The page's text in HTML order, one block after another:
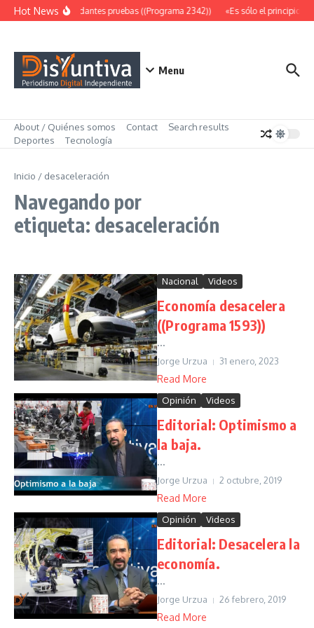
Saltar al contenido
Hot NewsAbundantes pruebas ((Programa 2342)) «Es sólo el principio»
Menu
About / Quiénes somos Contact
Search results
Deportes
Tecnología
Inicio / desaceleración
Navegando por
etiqueta: desaceleración
Nacional Videos
Economía desacelera
((Programa 1593))
...
Jorge Urzua 31 enero, 2023
Read More
Opinión Videos
Editorial: Optimismo a
la baja.
...
Jorge Urzua 2 octubre, 2019
Read More
Opinión Videos
Editorial: Desacelera la
economía.
...
Jorge Urzua 26 febrero, 2019
Read More